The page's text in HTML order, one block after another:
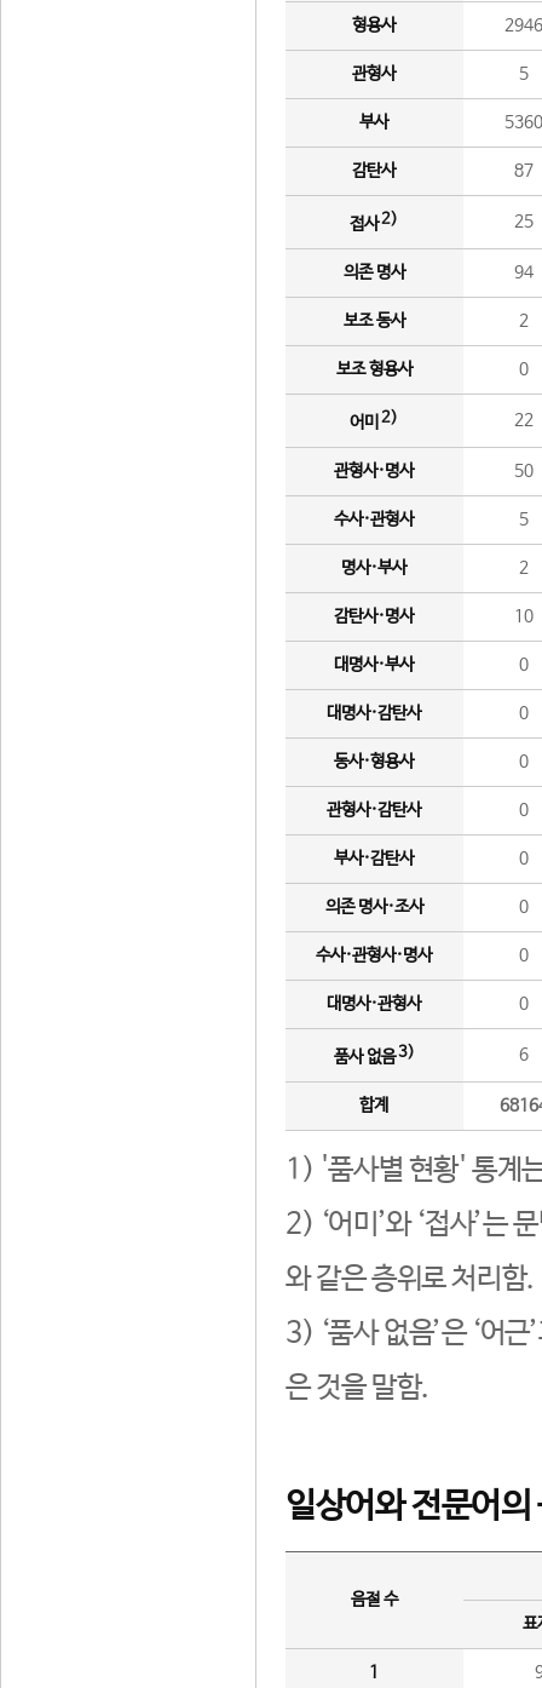
형용사 2946
관형사 5
부사 5360
감탄사 87
접사2) 25
의존 명사 94
보조 동사 2
보조 형용사 0
어미 2) 22
관형사·명사 50
수사·관형사 5
명사·부사 2
감탄사·명사 10
대명사·부사 0
대명사·감탄사 0
동사·형용사 0
관형사·감탄사 0
부사·감탄사 0
의존 명사·조사 0
수사·관형사·명사 0
대명사·관형사 0
품사 없음3) 6
합계
1) '품사별 현황' 통계
2) ‘어미’와 ‘접사’는
와 같은 층위로 처리함.
3) ‘품사 없음’은 ‘어
은 것을 말함.
일상어와 전문어의
음절 수
표
1